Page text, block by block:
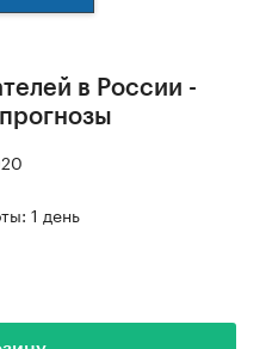
в России -
1 день